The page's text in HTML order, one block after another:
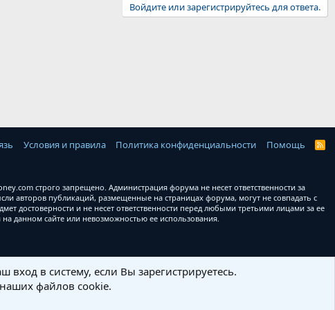
Войдите или зарегистрируйтесь для ответа.
Условия и правила Политика конфиденциальности Помощь
R
строго запрещено. Администрация форума не несет ответственности за
авторов публикаций, размещенные на страницах форума, могут не совпадать с
достоверности и не несет ответственности перед любыми третьими лицами за ее
данном сайте или невозможностью ее использования.
в систему, если Вы зарегистрируетесь.
файлов cookie.